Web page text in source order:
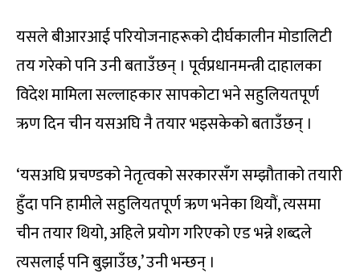
यसले बीआरआई परियोजनाहरूको दीर्घकालीन मोडालिटी
तय गरेको पनि उनी बताउँछन् । पूर्वप्रधानमन्त्री दाहालका
विदेश मामिला सल्लाहकार सापकोटा भने सहुलियतपूर्ण
ऋण दिन चीन यसअघि नै तयार भइसकेको बताउँछन् ।
‘यसअघि प्रचण्डको नेतृत्वको सरकारसँग सम्झौताको तयारी
हुँदा पनि हामीले सहुलियतपूर्ण ऋण भनेका थियौं, त्यसमा
चीन तयार थियो, अहिले प्रयोग गरिएको एड भन्ने शब्दले
त्यसलाई पनि बुझाउँछ,’ उनी भन्छन् ।